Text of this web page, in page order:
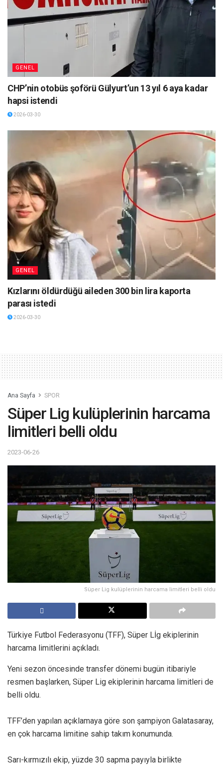
GENEL
CHP’nin otobüs şoförü Gülyurt’un 13 yıl 6 aya kadar
hapsi istendi
2026-03-30
GENEL
Kızlarını öldürdüğü aileden 300 bin lira kaporta
parası istedi
2026-03-30
Ana Sayfa SPOR
Süper Lig kulüplerinin harcama
limitleri belli oldu
2023-06-26
Süper Lig kulüplerinin harcama limitleri belli oldu
Türkiye Futbol Federasyonu (TFF), Süper Lİg ekiplerinin
harcama limitlerini açıkladı.
Yeni sezon öncesinde transfer dönemi bugün itibariyle
resmen başlarken, Süper Lig ekiplerinin harcama limitleri de
belli oldu.
TFF’den yapılan açıklamaya göre son şampiyon Galatasaray,
en çok harcama limitine sahip takım konumunda.
Sarı-kırmızılı ekip, yüzde 30 sapma payıyla birlikte